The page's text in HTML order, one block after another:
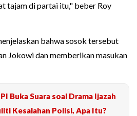
tajam di partai itu," beber Roy
bahwa sosok tersebut
Jokowi dan memberikan masukan
Buka Suara soal Drama Ijazah
Kesalahan Polisi, Apa Itu?